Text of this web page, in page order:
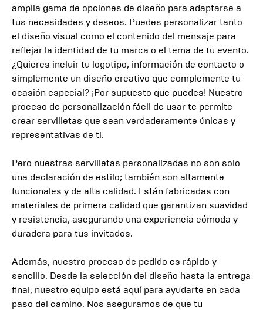
amplia gama de opciones de diseño para adaptarse a
tus necesidades y deseos. Puedes personalizar tanto
el diseño visual como el contenido del mensaje para
reflejar la identidad de tu marca o el tema de tu evento.
¿Quieres incluir tu logotipo, información de contacto o
simplemente un diseño creativo que complemente tu
ocasión especial? ¡Por supuesto que puedes! Nuestro
proceso de personalización fácil de usar te permite
crear servilletas que sean verdaderamente únicas y
representativas de ti.
Pero nuestras servilletas personalizadas no son solo
una declaración de estilo; también son altamente
funcionales y de alta calidad. Están fabricadas con
materiales de primera calidad que garantizan suavidad
y resistencia, asegurando una experiencia cómoda y
duradera para tus invitados.
Además, nuestro proceso de pedido es rápido y
sencillo. Desde la selección del diseño hasta la entrega
final, nuestro equipo está aquí para ayudarte en cada
paso del camino. Nos aseguramos de que tu